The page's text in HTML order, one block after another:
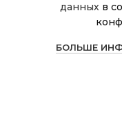
Интернет
ИНН
данных в
БОЛЬШЕ
Леска для
триммера
Магазин